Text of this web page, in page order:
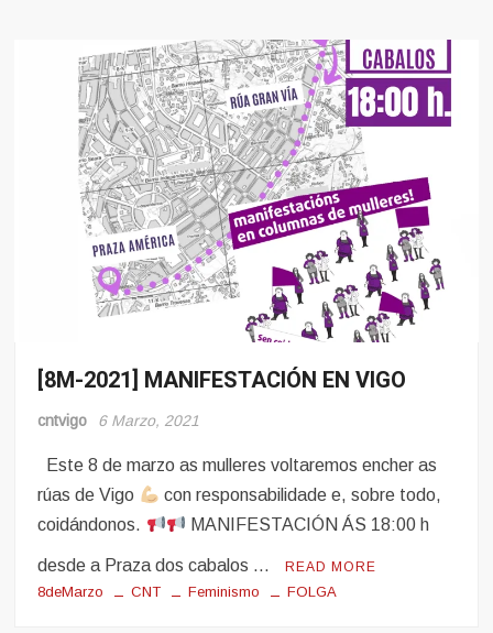
8
Mulleres
Obreiras
[8M-2021] MANIFESTACIÓN EN VIGO
cntvigo 6 Marzo, 2021
Este 8 de marzo as mulleres voltaremos encher as
rúas de Vigo
con responsabilidade e, sobre todo,
coidándonos.
MANIFESTACIÓN ÁS 18:00 h
desde a Praza dos cabalos … READ MORE
8deMarzo CNT Feminismo FOLGA